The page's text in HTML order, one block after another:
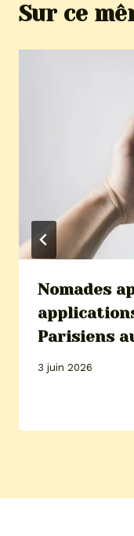
Sur ce
Nomades
Parisiens
3 juin 2026